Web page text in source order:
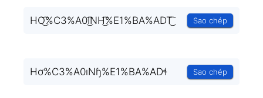
HO͜͡%C3%A0I͜͡NH͜͡%E1%BA%ADT͜͡ Sao chép
Hơ%C3%A0ıNɧ%E1%BA%ADɬ Sao chép